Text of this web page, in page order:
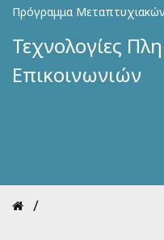
Πρόγραμμα
Τεχνολογίες
Επικοινωνιών
Breadcrumb